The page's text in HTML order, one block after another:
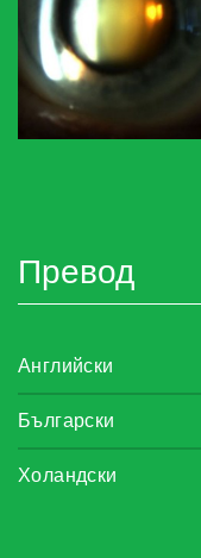
Превод
Английски
Български
Холандски